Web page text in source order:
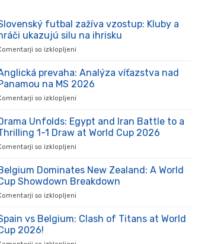
futbal zažíva vzostup: Kluby a
ukazujú silu na ihrisku
so izklopljeni
futbal
zažíva
hráči
ukazujú
prevaha: Analýza víťazstva nad
na MS 2026
so izklopljeni
prevaha:
Analýza
na
MS
Unfolds: Egypt and Iran Battle to a
1-1 Draw at World Cup 2026
so izklopljeni
Unfolds:
Egypt
to
Dominates New Zealand: A World
Showdown Breakdown
so izklopljeni
Dominates
vs Belgium: Clash of Titans at World
2026!